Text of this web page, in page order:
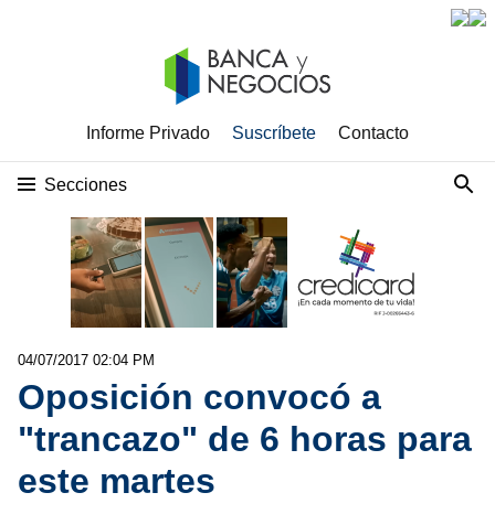
Informe Privado Suscríbete Contacto
Secciones
04/07/2017 02:04 PM
Oposición convocó a
"trancazo" de 6 horas para
este martes